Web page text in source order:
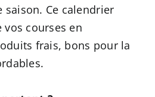
saison. Ce calendrier
courses en
frais, bons pour la